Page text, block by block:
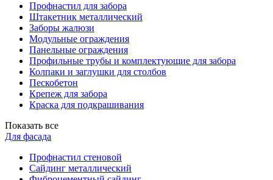
Профнастил для забора
Штакетник металлический
Заборы жалюзи
Модульные ограждения
Панельные ограждения
Профильные трубы и комплектующие для забора
Колпаки и заглушки для столбов
Пескобетон
Крепеж для забора
Краска для подкрашивания
Показать все
Для фасада
Профнастил стеновой
Сайдинг металлический